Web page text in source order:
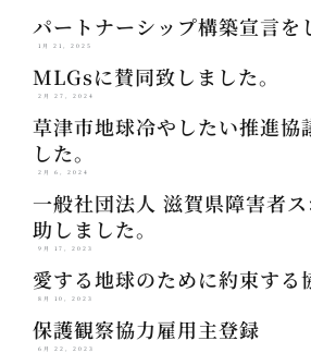
パートナーシップ構築宣言を
1月 21, 2025
MLGsに賛同致しました。
2月 27, 2024
草津市地球冷やしたい推進協
した。
2月 6, 2024
一般社団法人 滋賀県障害者
助しました。
9月 17, 2023
愛する地球のために約束する
8月 10, 2023
保護観察協力雇用主登録
6月 22, 2023